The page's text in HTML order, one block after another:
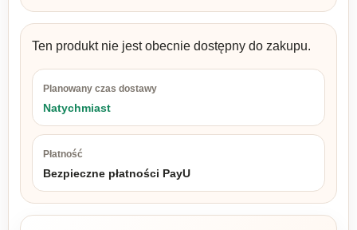
Ten produkt nie jest obecnie dostępny do zakupu.
Planowany czas dostawy
Natychmiast
Płatność
Bezpieczne płatności PayU